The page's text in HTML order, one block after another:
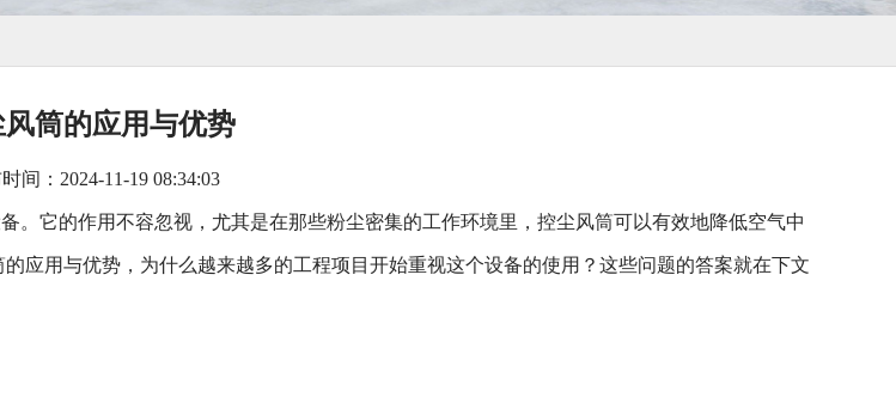
筒的应用与优势
间：2024-11-19 08:34:03
。它的作用不容忽视，尤其是在那些粉尘密集的工作环境里，控尘风筒可以有效地降低空气中
应用与优势，为什么越来越多的工程项目开始重视这个设备的使用？这些问题的答案就在下文